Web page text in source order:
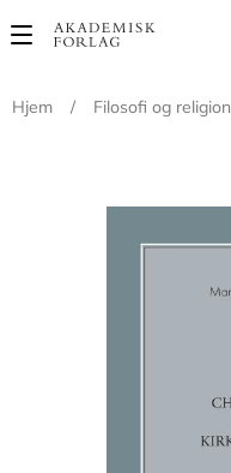
Main
Hjem
/ Filosofi og religion